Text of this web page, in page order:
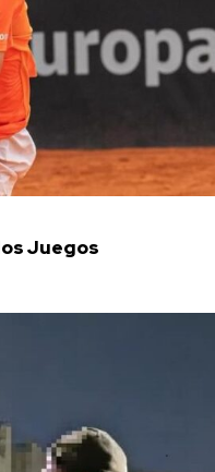
Juegos